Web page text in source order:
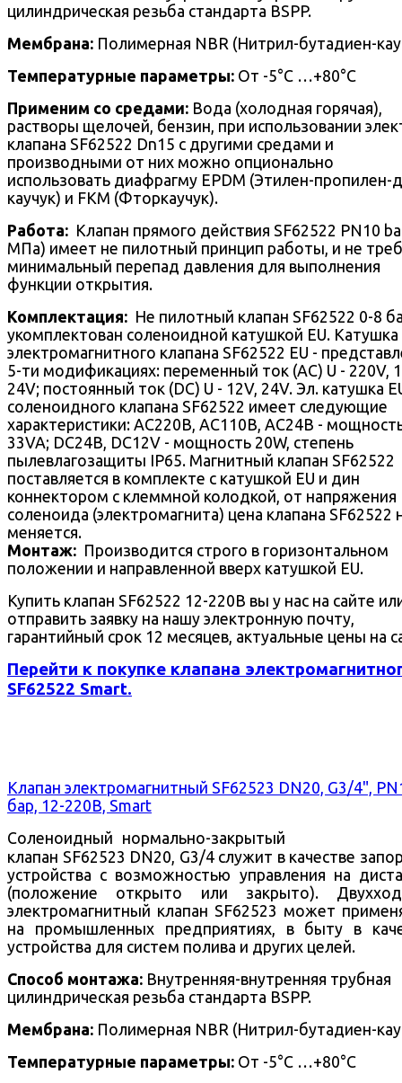
цилиндрическая резьба стандарта BSPP.
Мембрана: Полимерная NBR (Нитрил-бутадиен-
Температурные параметры: От -5°С …+80°С
Применим со средами: Вода (холодная горячая),
растворы щелочей, бензин, при использовании
клапана SF62522 Dn15 с другими средами и
производными от них можно опционально
использовать диафрагму EPDM (Этилен-пропилен-
каучук) и FKM (Фторкаучук).
Работа: Клапан прямого действия SF62522 PN10
МПа) имеет не пилотный принцип работы, и не
минимальный перепад давления для выполнения
функции открытия.
Комплектация: Не пилотный клапан SF62522 0-8
укомплектован соленоидной катушкой EU. Катушка
электромагнитного клапана SF62522 EU -
5-ти модификациях: переменный ток (AC) U - 220V,
24V; постоянный ток (DC) U - 12V, 24V. Эл. катушка
соленоидного клапана SF62522 имеет следующие
характеристики: AC220В, AC110В, AC24В -
33VA; DC24В, DC12V - мощность 20W, степень
пылевлагозащиты IP65. Магнитный клапан SF62522
поставляется в комплекте с катушкой EU и дин
коннектором с клеммной колодкой, от напряжения
соленоида (электромагнита) цена клапана SF62522
меняется.
Монтаж: Производится строго в горизонтальном
положении и направленной вверх катушкой EU.
Купить клапан SF62522 12-220В вы у нас на сайте
отправить заявку на нашу электронную почту,
гарантийный срок 12 месяцев, актуальные цены на
Перейти к покупке клапана
SF62522 Smart.
Клапан электромагнитный SF62523 DN20, G3/4",
бар, 12-220В, Smart
Соленоидный нормально-закрытый
клапан SF62523 DN20, G3/4 служит в качестве
устройства с возможностью управления на
(положение открыто или закрыто).
электромагнитный клапан SF62523 может
на промышленных предприятиях, в быту в
устройства для систем полива и других целей.
Способ монтажа: Внутренняя-внутренняя трубная
цилиндрическая резьба стандарта BSPP.
Мембрана: Полимерная NBR (Нитрил-бутадиен-
Температурные параметры: От -5°С …+80°С